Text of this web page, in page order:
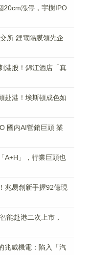
20cm漲停，宇樹IPO
所 鋰電隔膜領先企
港股！錦江酒店「真
赴港！埃斯頓成色如
國内AI營銷巨頭 業
A+H」，行業巨頭也
兆易創新手握92億現
能赴港二次上市，
兆威機電：陷入「汽